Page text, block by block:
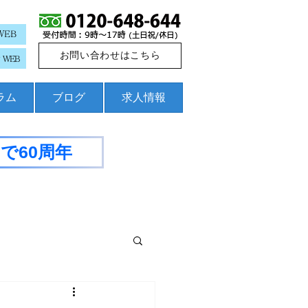
WEB お問い合わせはこちら
ム ブログ 求人情報
60周年